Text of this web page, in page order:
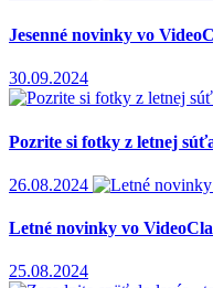
Jesenné novinky vo
30.09.2024
Pozrite si fotky z letnej
26.08.2024
Letné novinky vo
25.08.2024